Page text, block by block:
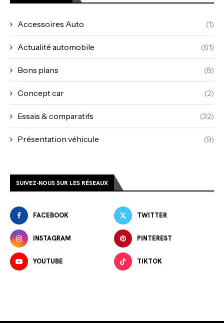
Accessoires Auto (1)
Actualité automobile (61)
Bons plans (8)
Concept car (2)
Essais & comparatifs (32)
Présentation véhicule (9)
SUIVEZ-NOUS SUR LES RÉSEAUX
FACEBOOK TWITTER
INSTAGRAM PINTEREST
YOUTUBE TIKTOK